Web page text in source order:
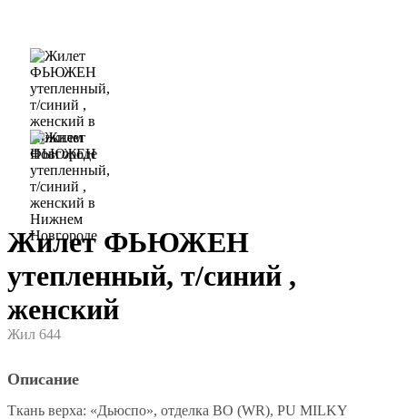
Жилет ФЬЮЖЕН
утепленный, т/синий ,
женский
Жил 644
Описание
Ткань верха: «Дьюспо», отделка ВО (WR), PU MILKY